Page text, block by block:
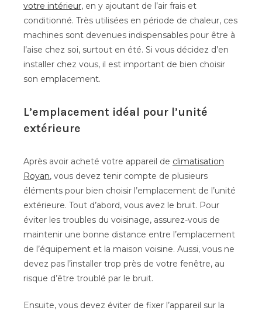
votre intérieur, en y ajoutant de l’air frais et
conditionné. Très utilisées en période de chaleur, ces
machines sont devenues indispensables pour être à
l’aise chez soi, surtout en été. Si vous décidez d’en
installer chez vous, il est important de bien choisir
son emplacement.
L’emplacement idéal pour l’unité
extérieure
Après avoir acheté votre appareil de climatisation
Royan, vous devez tenir compte de plusieurs
éléments pour bien choisir l’emplacement de l’unité
extérieure. Tout d’abord, vous avez le bruit. Pour
éviter les troubles du voisinage, assurez-vous de
maintenir une bonne distance entre l’emplacement
de l’équipement et la maison voisine. Aussi, vous ne
devez pas l’installer trop près de votre fenêtre, au
risque d’être troublé par le bruit.
Ensuite, vous devez éviter de fixer l’appareil sur la